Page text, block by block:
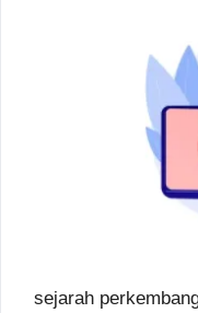
sejarah